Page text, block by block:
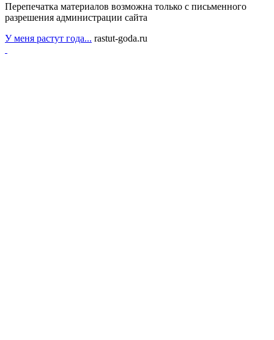
Перепечатка материалов возможна только с письменного
разрешения администрации сайта
У меня растут года... rastut-goda.ru